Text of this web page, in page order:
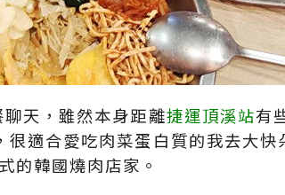
聊天，雖然本身距離捷運頂溪站有
很適合愛吃肉菜蛋白質的我去大
的韓國燒肉店家。